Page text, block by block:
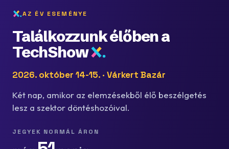
AZ ÉV ESEMÉNYE
Találkozzunk élőben a
TechShow
2026. október 14-15. · Várkert Bazár
Két nap, amikor az elemzésekből élő beszélgetés
lesz a szektor döntéshozóival.
JEGYEK NORMÁL ÁRON